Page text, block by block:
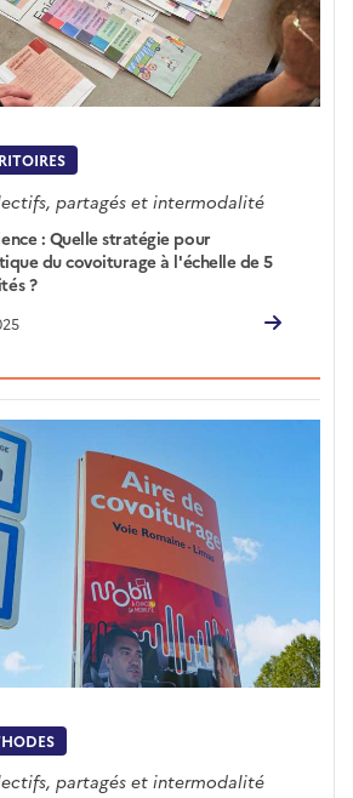
partagés et intermodalité
: Quelle stratégie pour
du covoiturage à l'échelle de 5
?
partagés et intermodalité